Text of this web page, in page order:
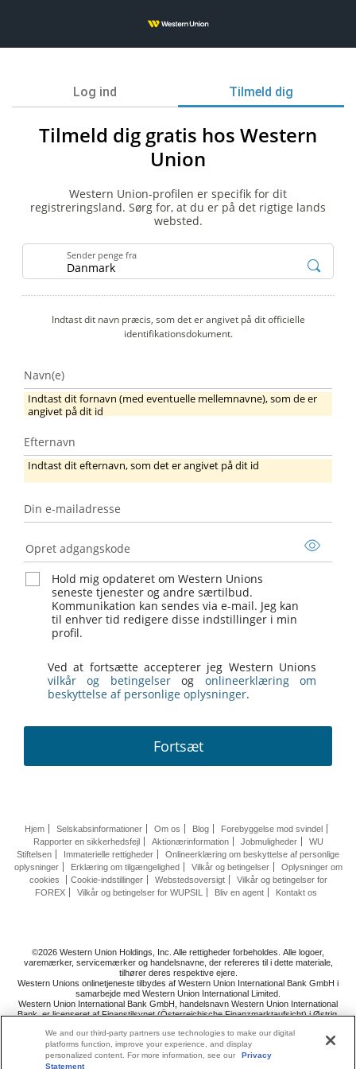
Log ind Tilmeld dig
Tilmeld dig gratis hos Western
Union
Western Union-profilen er specifik for dit
registreringsland. Sørg for, at du er på det rigtige lands
websted.
Sender penge fra
Indtast dit navn præcis, som det er angivet på dit officielle
identifikationsdokument.
Navn(e)
Indtast dit fornavn (med eventuelle mellemnavne), som de er
angivet på dit id
Efternavn
Efternavn
Indtast dit efternavn, som det er angivet på dit id
Din e-mailadresse
mailadresse
Opret adgangskode
Hold mig opdateret om Western Unions
seneste tjenester og andre særtilbud.
Kommunikation kan sendes via e-mail. Jeg kan
til enhver tid redigere disse indstillinger i min
profil.
Ved at fortsætte accepterer jeg Western Unions
vilkår og betingelserog onlineerklæring om
beskyttelse af personlige oplysninger.
Fortsæt
Hjem Selskabsinformationer Om os Blog
Forebyggelse mod svindel
Rapporter en sikkerhedsfejl
Aktionærinformation Jobmuligheder
WU
Stiftelsen
Immaterielle rettigheder
Onlineerklæring om beskyttelse af personlige
oplysninger
Erklæring om tilgængelighed Vilkår og betingelser
Oplysninger om
cookies
Cookie-indstillinger Webstedsoversigt
Vilkår og betingelser for
FOREX
Vilkår og betingelser for WUPSIL Bliv en agent Kontakt os
©2026 Western Union Holdings, Inc. Alle rettigheder forbeholdes. Alle logoer,
varemærker, servicemærker og handelsnavne, der refereres til i dette materiale,
tilhører deres respektive ejere.
Western Unions onlinetjeneste tilbydes af Western Union International Bank GmbH i
samarbejde med Western Union International Limited.
Western Union International Bank GmbH, handelsnavn Western Union International
Bank, er licenseret af Finanstilsynet (Österreichische Finanzmarktaufsicht) i Østrig.
Følg ospå
We and our third-party partners use technologies to make our digital
platforms function, improve your experience, and display
personalized content. For more information, see our
Privacy
Statement